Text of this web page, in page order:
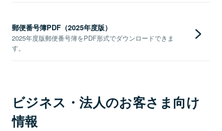
郵便番号簿PDF（2025年度版）
2025年度版郵便番号簿をPDF形式でダウンロードできま
す。
ビジネス・法人のお客さま向け
情報